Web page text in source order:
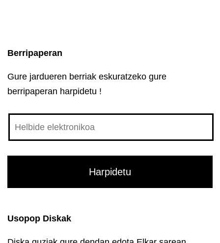
Berripaperan
Gure jardueren berriak eskuratzeko gure
berripaperan harpidetu !
Usopop Diskak